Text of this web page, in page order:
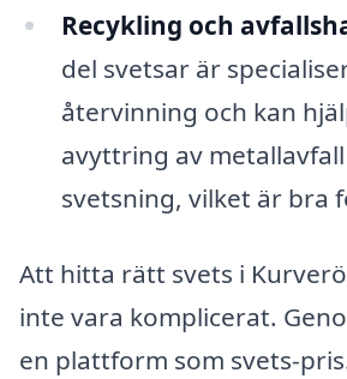
Recykling och
del svetsar är
återvinning och kan
avyttring av
svetsning, vilket är bra
Att hitta rätt svets i
inte vara komplicerat.
en plattform som svets-